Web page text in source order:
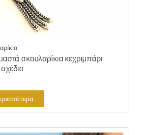
σκουλαρίκια κεχριμπάρι